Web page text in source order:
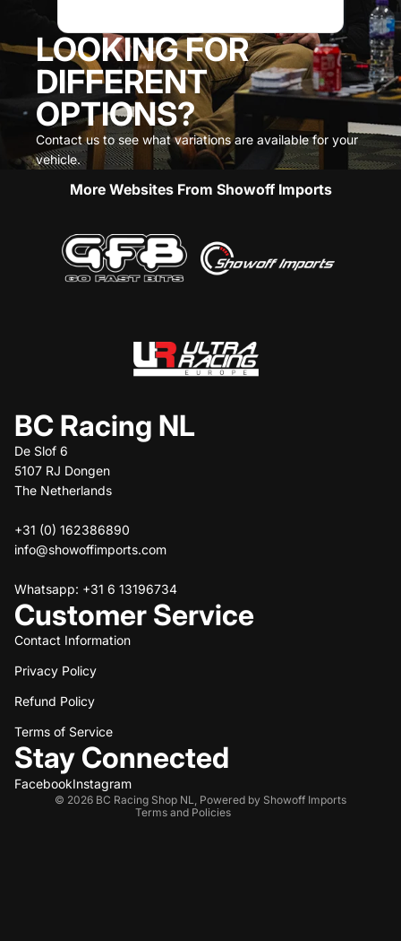
LOOKING FOR
DIFFERENT
OPTIONS?
Contact us to see what variations are available for your
vehicle.
More Websites From Showoff Imports
BC Racing NL
De Slof 6
5107 RJ Dongen
The Netherlands
+31 (0) 162386890
info@showoffimports.com
Whatsapp: +31 6 13196734
Customer Service
Contact Information
Privacy Policy
Refund Policy
Terms of Service
Stay Connected
FacebookInstagram
© 2026 BC Racing Shop NL
Powered by Showoff Imports
Terms and Policies
Refund policy
Privacy policy
Terms of service
Shipping policy
Contact information